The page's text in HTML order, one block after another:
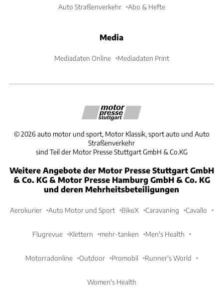
Auto Straßenverkehr Abo & Hefte
Media
Mediadaten Online Mediadaten Print
©2026 auto motor und sport, Motor Klassik, sport auto und Auto
Straßenverkehr
sind Teil der Motor Presse Stuttgart GmbH & Co.KG
Weitere Angebote der Motor Presse Stuttgart GmbH
& Co. KG & Motor Presse Hamburg GmbH & Co. KG
und deren Mehrheitsbeteiligungen
Aerokurier Auto Motor und Sport BikeX Caravaning Cavallo
Flugrevue Klettern mehr-tanken Men's Health
Motorradonline Outdoor Promobil Runner's World
Women's Health